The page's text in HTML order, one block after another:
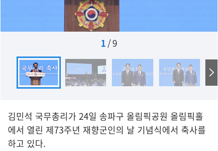
1/9
김민석 국무총리가 24일 송파구 올림픽공원 올림픽홀
에서 열린 제73주년 재향군인의 날 기념식에서 축사를
하고 있다.